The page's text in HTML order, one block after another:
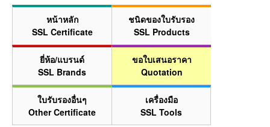
หน้าหลัก
SSL Certificate
ชนิดของใบรับรอง
SSL Products
ยี่ห้อ/แบรนด์
SSL Brands
ขอใบเสนอราคา
Quotation
ใบรับรองอื่นๆ
Other Certificate
เครื่องมือ
SSL Tools